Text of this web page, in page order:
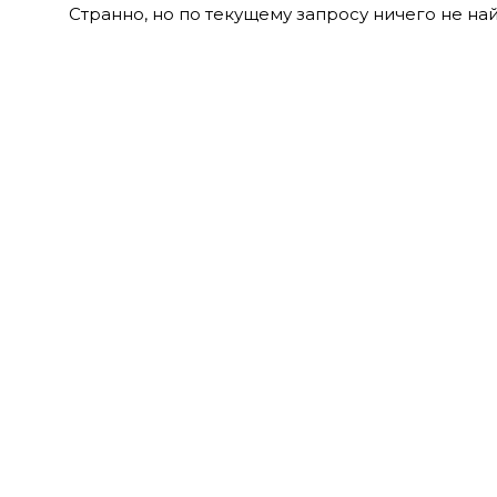
Странно, но по текущему запросу ничего не